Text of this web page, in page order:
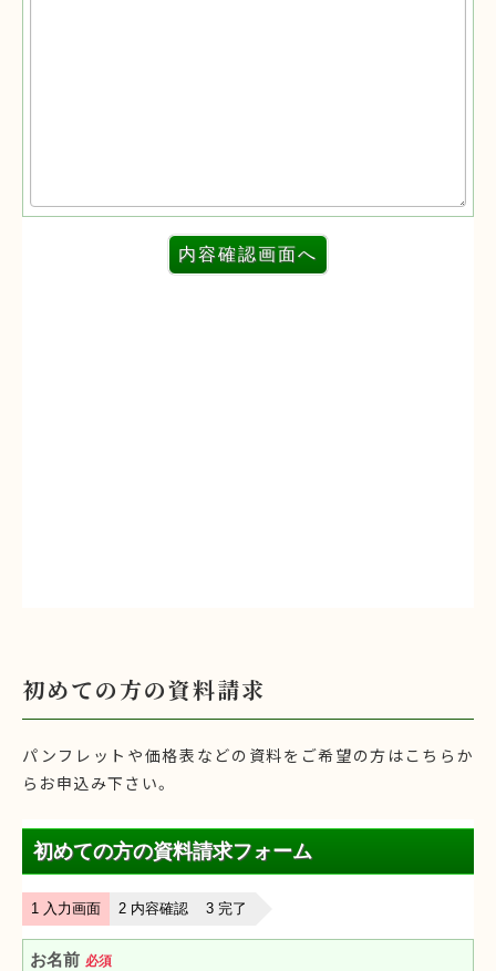
初めての方の資料請求
パンフレットや価格表などの資料をご希望の方はこちらか
らお申込み下さい。